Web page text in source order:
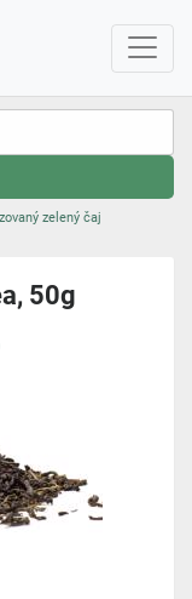
zelený čaj
50g